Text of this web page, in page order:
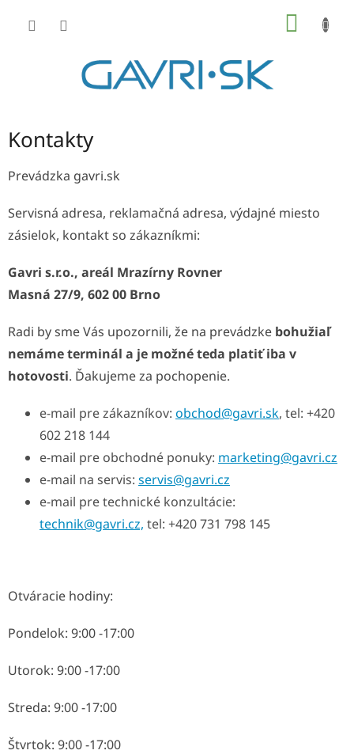
Kontakty
Prevádzka gavri.sk
Servisná adresa, reklamačná adresa, výdajné miesto
zásielok, kontakt so zákazníkmi:
Gavri s.r.o., areál Mrazírny Rovner
Masná 27/9, 602 00 Brno
Radi by sme Vás upozornili, že na prevádzke bohužiaľ
nemáme terminál a je možné teda platiť iba v
hotovosti. Ďakujeme za pochopenie.
e-mail pre zákazníkov: obchod@gavri.sk, tel: +420
602 218 144
e-mail pre obchodné ponuky: marketing@gavri.cz
e-mail na servis: servis@gavri.cz
e-mail pre technické konzultácie:
technik@gavri.cz, tel: +420 731 798 145
Otváracie hodiny:
Pondelok: 9:00 -17:00
Utorok: 9:00 -17:00
Streda: 9:00 -17:00
Štvrtok: 9:00 -17:00